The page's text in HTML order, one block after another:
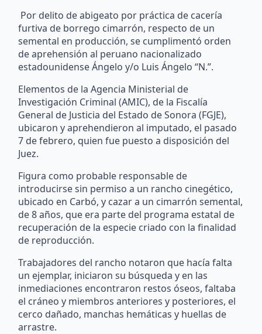
Por delito de abigeato por práctica de cacería
furtiva de borrego cimarrón, respecto de un
semental en producción, se cumplimentó orden
de aprehensión al peruano nacionalizado
estadounidense Ángelo y/o Luis Ángelo “N.”.
Elementos de la Agencia Ministerial de
Investigación Criminal (AMIC), de la Fiscalía
General de Justicia del Estado de Sonora (FGJE),
ubicaron y aprehendieron al imputado, el pasado
7 de febrero, quien fue puesto a disposición del
Juez.
Figura como probable responsable de
introducirse sin permiso a un rancho cinegético,
ubicado en Carbó, y cazar a un cimarrón semental,
de 8 años, que era parte del programa estatal de
recuperación de la especie criado con la finalidad
de reproducción.
Trabajadores del rancho notaron que hacía falta
un ejemplar, iniciaron su búsqueda y en las
inmediaciones encontraron restos óseos, faltaba
el cráneo y miembros anteriores y posteriores, el
cerco dañado, manchas hemáticas y huellas de
arrastre.